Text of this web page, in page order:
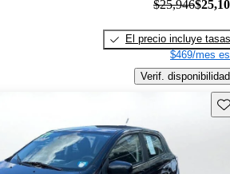
$25,946
El precio incluye tasas
$469/mes
Verif. disponibilidad